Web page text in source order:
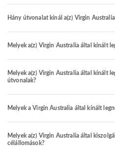
Hány útvonalat kínál a(z) Virgin
Melyek a(z) Virgin Australia által kínált
Melyek a(z) Virgin Australia által kínált
útvonalak?
Melyek a Virgin Australia által kínált
Melyek a(z) Virgin Australia által
célállomások?